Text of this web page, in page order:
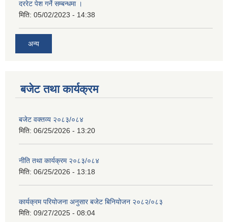
दररेट पेश गर्ने सम्बन्धमा ।
मिति: 05/02/2023 - 14:38
अन्य
बजेट तथा कार्यक्रम
बजेट वक्तव्य २०८३/०८४
मिति: 06/25/2026 - 13:20
नीति तथा कार्यक्रम २०८३/०८४
मिति: 06/25/2026 - 13:18
कार्यक्रम परियोजना अनुसार बजेट बिनियोजन २०८२/०८३
मिति: 09/27/2025 - 08:04